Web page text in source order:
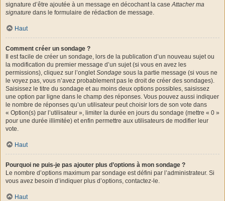
signature d’être ajoutée à un message en décochant la caseAttacher ma
signature dans le formulaire de rédaction de message.
Haut
Comment créer un sondage ?
Il est facile de créer un sondage, lors de la publication d’un nouveau sujet ou
la modification du premier message d’un sujet (si vous en avez les
permissions), cliquez sur l’ongletSondage sous la partie message (si vous ne
le voyez pas, vous n’avez probablement pas le droit de créer des sondages).
Saisissez le titre du sondage et au moins deux options possibles, saisissez
une option par ligne dans le champ des réponses. Vous pouvez aussi indiquer
le nombre de réponses qu’un utilisateur peut choisir lors de son vote dans
« Option(s) par l’utilisateur », limiter la durée en jours du sondage (mettre « 0 »
pour une durée illimitée) et enfin permettre aux utilisateurs de modifier leur
vote.
Haut
Pourquoi ne puis-je pas ajouter plus d’options à mon sondage ?
Le nombre d’options maximum par sondage est défini par l’administrateur. Si
vous avez besoin d’indiquer plus d’options, contactez-le.
Haut